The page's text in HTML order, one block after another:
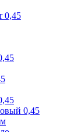
0,45
0,45